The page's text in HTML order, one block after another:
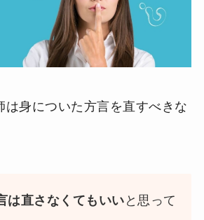
は身についた方言を直すべきな
は直さなくてもいい と思って